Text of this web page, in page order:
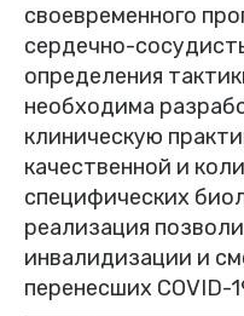
своевременного
сердечно-
определения
необходима
клиническую
качественной и
специфических
реализация
инвалидизации и
перенесших COVID-